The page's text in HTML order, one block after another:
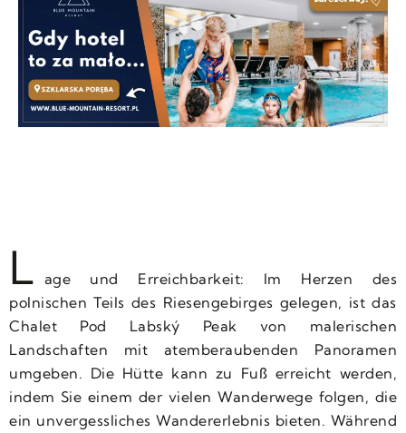
L age und Erreichbarkeit: Im Herzen des
polnischen Teils des Riesengebirges gelegen, ist das
Chalet Pod Labský Peak von malerischen
Landschaften mit atemberaubenden Panoramen
umgeben. Die Hütte kann zu Fuß erreicht werden,
indem Sie einem der vielen Wanderwege folgen, die
ein unvergessliches Wandererlebnis bieten. Während